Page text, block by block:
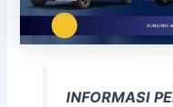
INFORMASI